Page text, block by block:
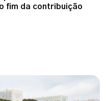
fim da contribuição